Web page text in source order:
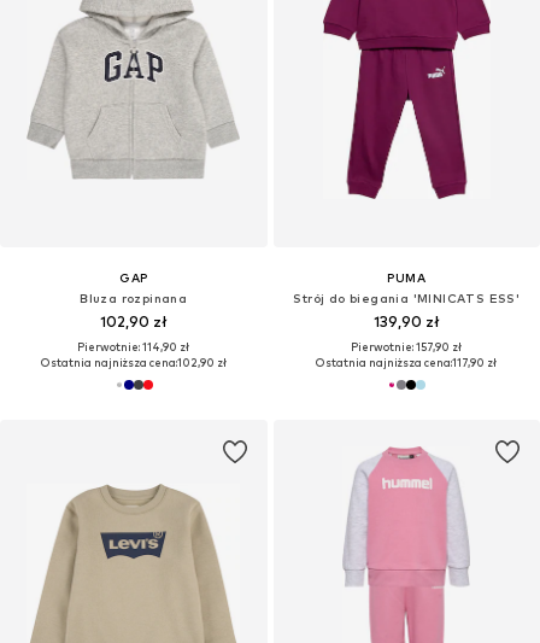
GAP
Bluza rozpinana
102,90 zł
Pierwotnie: 114,90 zł
Ostatnia najniższa cena:102,90 zł
PUMA
Strój do biegania 'MINICATS ESS'
139,90 zł
Pierwotnie: 157,90 zł
Ostatnia najniższa cena:117,90 zł